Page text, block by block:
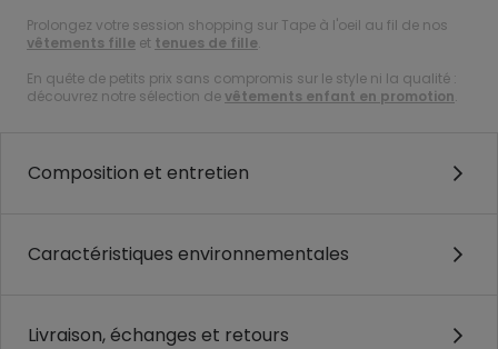
Prolongez votre session shopping sur Tape à l'oeil au fil de nos
vêtements fille et tenues de fille.
En quête de petits prix sans compromis sur le style ni la qualité :
découvrez notre sélection devêtements enfant en promotion.
Composition et entretien
Caractéristiques environnementales
Livraison, échanges et retours